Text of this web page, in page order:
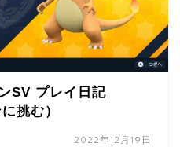
SV プレイ日記
挑む）
2022年12月19日